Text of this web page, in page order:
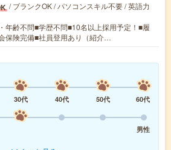
/ ブランクOK / パソコンスキル不要 / 英語力
年齢不問■学歴不問■10名以上採用予定！■履
保険完備■社員登用あり（紹介…
30代 40代 50代
60代
男性